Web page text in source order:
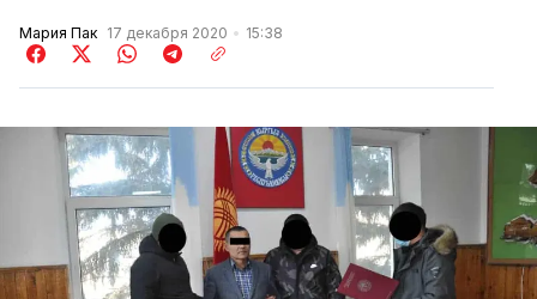
Мария Пак 17 декабря 2020 15:38